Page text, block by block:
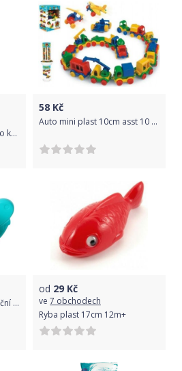
Infantino Rybářská sada do koupele
58 Kč
Auto mini plast 10cm asst 10 druhů 54ks v boxu Wader
BabyOno BabyOno Edukační hrníčky do vody Aligátor, kat. 885 - více barev
od 29 Kč
ve 7 obchodech
Ryba plast 17cm 12m+